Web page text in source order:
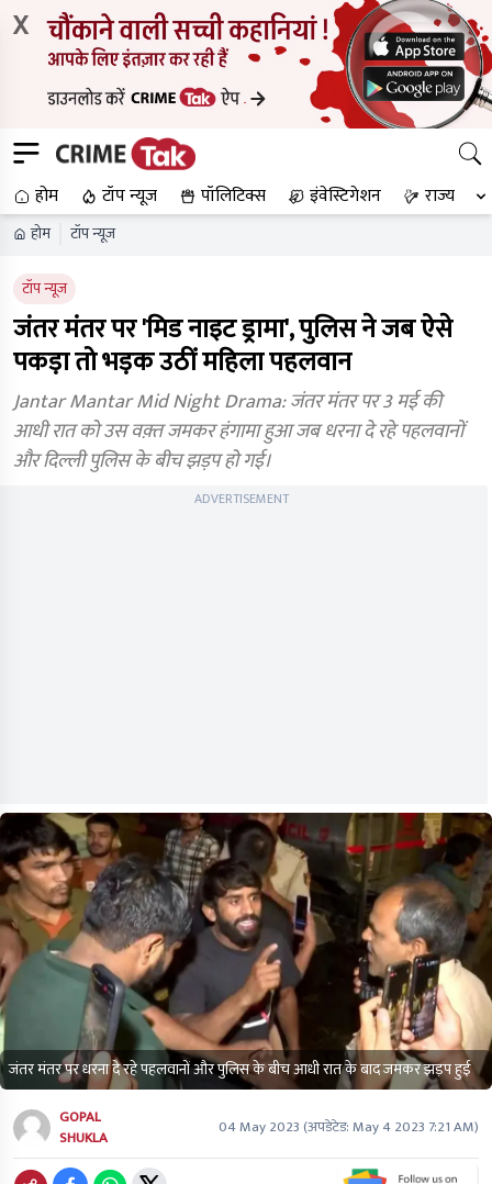
X
होम टॉप न्यूज पॉलिटिक्स इंवेस्टिगेशन राज्य
होम टॉप न्यूज
टॉप न्यूज
जंतर मंतर पर 'मिड नाइट ड्रामा', पुलिस ने जब ऐसे
पकड़ा तो भड़क उठीं महिला पहलवान
Jantar Mantar Mid Night Drama: जंतर मंतर पर 3 मई की
आधी रात को उस वक़्त जमकर हंगामा हुआ जब धरना दे रहे पहलवानों
और दिल्ली पुलिस के बीच झड़प हो गई।
ADVERTISEMENT
जंतर मंतर पर धरना दे रहे पहलवानों और पुलिस के बीच आधी रात के बाद जमकर झड़प हुई
GOPAL
SHUKLA
04 May 2023(अपडेटेड:May 4 2023 7:21 AM)